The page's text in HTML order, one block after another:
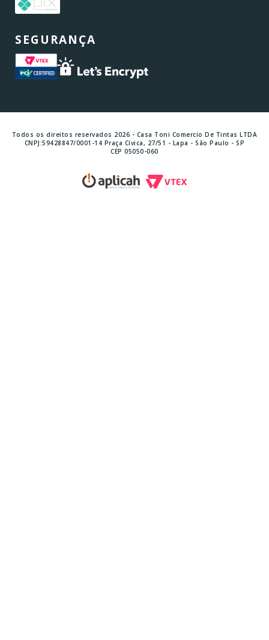
SEGURANÇA
Todos os direitos reservados 2026 - Casa Toni Comercio De Tintas LTDA
CNPJ:59428847/0001-14 Praça Cívica, 27/51 - Lapa - São Paulo - SP
CEP 05050-060